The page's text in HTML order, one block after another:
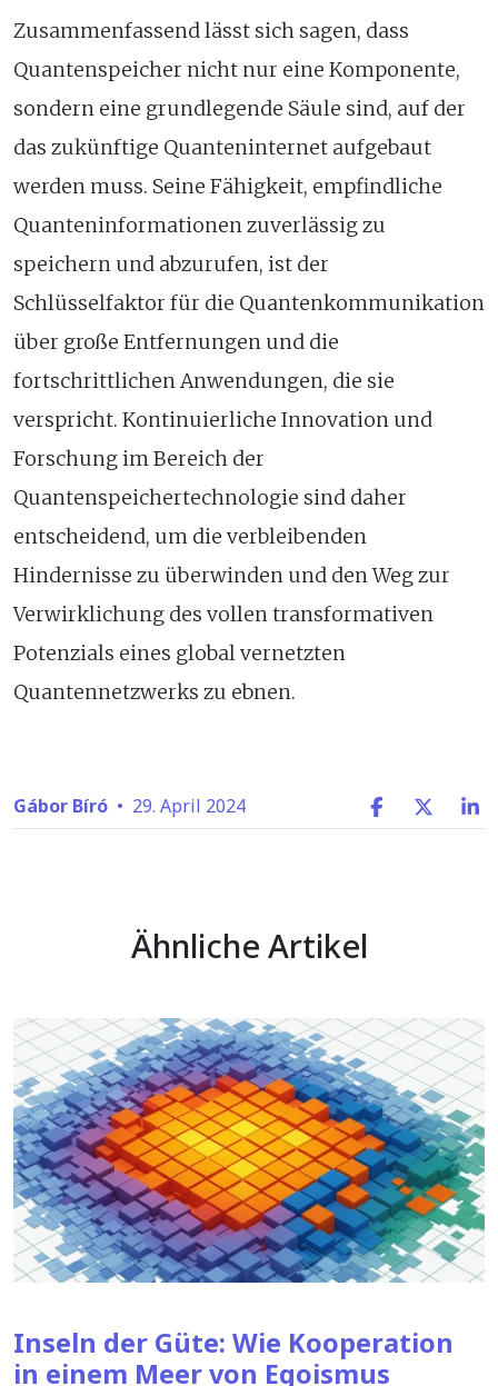
Zusammenfassend lässt sich sagen, dass
Quantenspeicher nicht nur eine Komponente,
sondern eine grundlegende Säule sind, auf der
das zukünftige Quanteninternet aufgebaut
werden muss. Seine Fähigkeit, empfindliche
Quanteninformationen zuverlässig zu
speichern und abzurufen, ist der
Schlüsselfaktor für die Quantenkommunikation
über große Entfernungen und die
fortschrittlichen Anwendungen, die sie
verspricht. Kontinuierliche Innovation und
Forschung im Bereich der
Quantenspeichertechnologie sind daher
entscheidend, um die verbleibenden
Hindernisse zu überwinden und den Weg zur
Verwirklichung des vollen transformativen
Potenzials eines global vernetzten
Quantennetzwerks zu ebnen.
Gábor Bíró • 29. April 2024
Ähnliche Artikel
Inseln der Güte: Wie Kooperation
in einem Meer von Egoismus